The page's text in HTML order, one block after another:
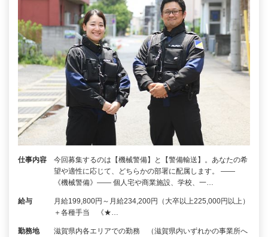
仕事内容
今回募集するのは【機械警備】と【警備輸送】。あなたの希
望や適性に応じて、どちらかの部署に配属します。 ――
《機械警備》―― 個人宅や商業施設、学校、一…
給与
月給199,800円～月給234,200円（大卒以上225,000円以上）
＋各種手当 《★…
勤務地
滋賀県内各エリアでの勤務 （滋賀県内いずれかの事業所へ